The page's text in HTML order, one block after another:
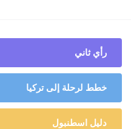
رأي ثاني
خطط لرحلة إلى تركيا
دليل اسطنبول